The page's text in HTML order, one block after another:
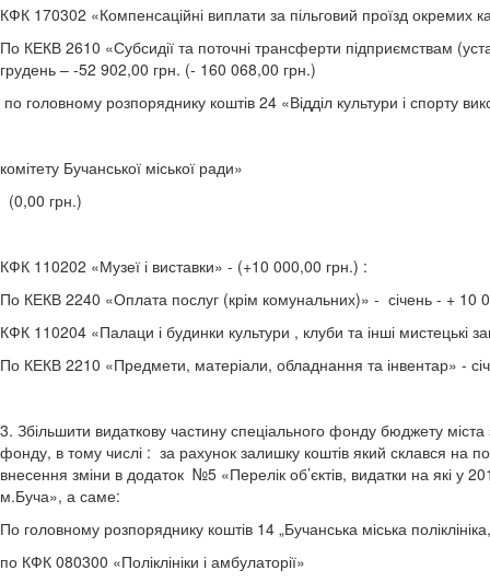
КФК 170302 «Компенсаційні виплати за пільговий проїзд окремих
По КЕКВ 2610 «Субсидії та поточні трансферти підприємствам
грудень – -52 902,00 грн. (- 160 068,00 грн.)
по головному розпоряднику коштів 24 «Відділ культури і спорту
комітету Бучанської міської ради»
(0,00 грн.)
КФК 110202 «Музеї і виставки» - (+10 000,00 грн.) :
По КЕКВ 2240 «Оплата послуг (крім комунальних)» - січень - + 10
КФК 110204 «Палаци і будинки культури , клуби та інші мистецькі
По КЕКВ 2210 «Предмети, матеріали, обладнання та інвентар» -
3. Збільшити видаткову частину спеціального фонду бюджету
фонду, в тому числі : за рахунок залишку коштів який склався на
внесення зміни в додаток №5 «Перелік об’єктів, видатки на які у
м.Буча», а саме:
По головному розпоряднику коштів 14 „Бучанська міська
по КФК 080300 «Поліклініки і амбулаторії»